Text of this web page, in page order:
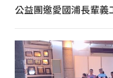
公益團邀愛國浦長輩